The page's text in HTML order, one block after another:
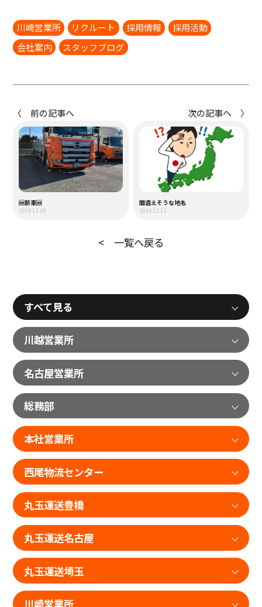
川崎営業所 リクルート 採用情報
採用活動
会社案内
スタッフブログ
〈 前の記事へ
🆕新車🆕
2024.12.09
次の記事へ 〉
間違えそうな地名
2024.12.12
< 一覧へ戻る
すべて見る
川越営業所
名古屋営業所
総務部
本社営業所
西尾物流センター
丸玉運送豊橋
丸玉運送名古屋
丸玉運送埼玉
川崎営業所